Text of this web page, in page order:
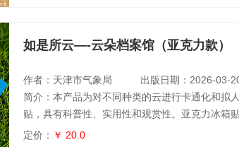
如是所云—-云朵档案馆（亚克力款）
作者：天津市气象局
出版日期：2026-03-
简介：本产品为对不同种类的云进行卡通化和拟
贴，具有科普性、实用性和观赏性。亚克力冰箱
云，单个亚克力冰箱贴定价20元。每个冰箱贴都
定价： ￥ 20.0